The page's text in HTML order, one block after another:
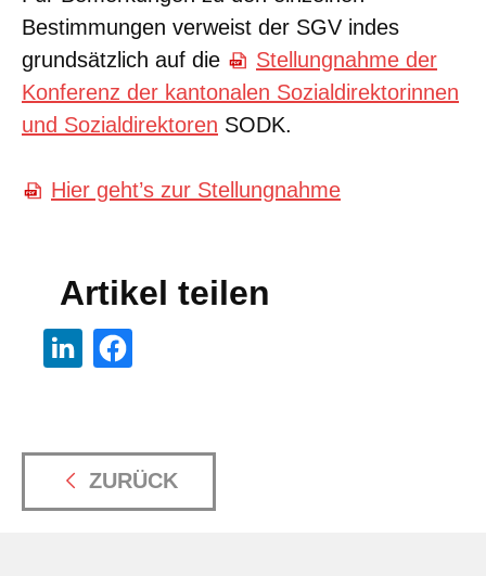
Bestimmungen verweist der SGV indes
grundsätzlich auf die
Stellungnahme der
Konferenz der kantonalen Sozialdirektorinnen
und Sozialdirektoren SODK.
Hier geht’s zur Stellungnahme
Artikel teilen
ZURÜCK